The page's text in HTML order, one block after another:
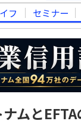
フ セミナー
ムと